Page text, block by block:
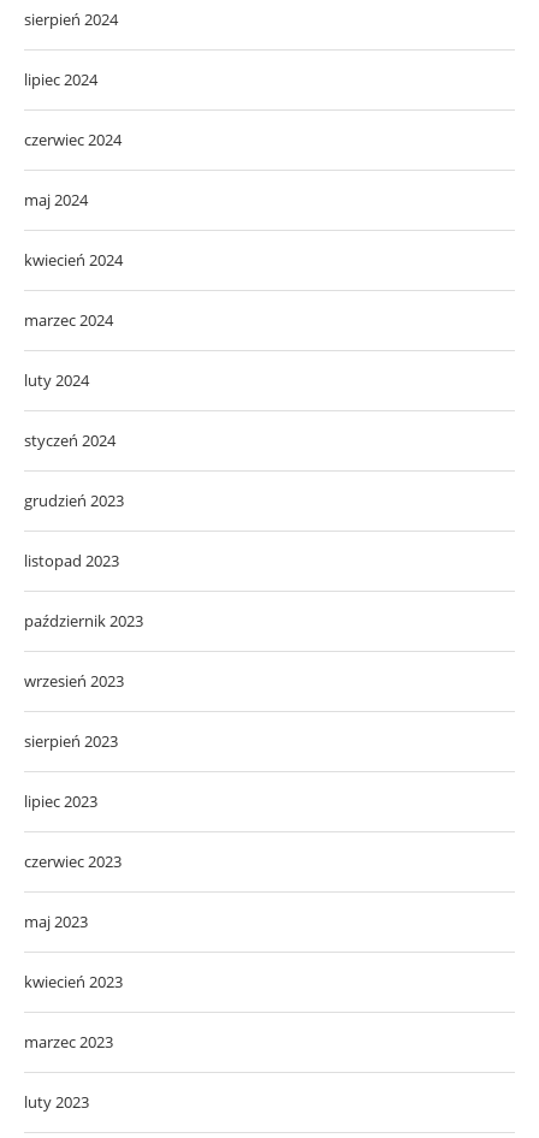
sierpień 2024
lipiec 2024
czerwiec 2024
maj 2024
kwiecień 2024
marzec 2024
luty 2024
styczeń 2024
grudzień 2023
listopad 2023
październik 2023
wrzesień 2023
sierpień 2023
lipiec 2023
czerwiec 2023
maj 2023
kwiecień 2023
marzec 2023
luty 2023